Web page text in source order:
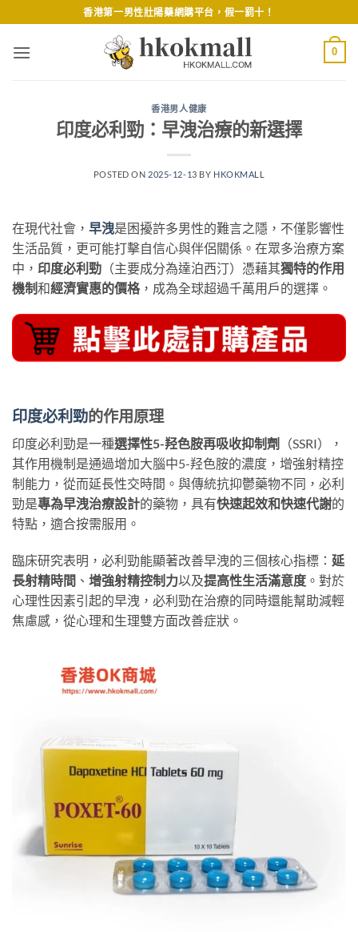
to
content
香港第一男性壯陽藥網購平台，假一罰十！
0
香港男人健康
印度必利勁：早洩治療的新選擇
POSTED ON 2025-12-13 BY HKOKMALL
在現代社會，​ 早洩是困擾許多男性的難言之隱，不僅影響性
生活品質，更可能打擊自信心與伴侶關係。在眾多治療方案
中，​ 印度必利勁 ​（主要成分為達泊西汀）憑藉其獨特的作用
機制和經濟實惠的價格，成為全球超過千萬用戶的選擇。
印度必利勁的作用原理
印度必利勁是一種選擇性5-羟色胺再吸收抑制劑
​（SSRI），
其作用機制是通過增加大腦中5-羟色胺的濃度，增強射精控
制能力，從而延長性交時間。與傳統抗抑鬱藥物不同，必利
勁是專為早洩治療設計的藥物，具有快速起效和快速代謝的
特點，適合按需服用。
臨床研究表明，必利勁能顯著改善早洩的三個核心指標：​ 延
長射精時間 、 增強射精控制力以及提高性生活滿意度 ​。對於
心理性因素引起的早洩，必利勁在治療的同時還能幫助減輕
焦慮感，從心理和生理雙方面改善症狀。